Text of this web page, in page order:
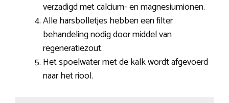
verzadigd met calcium- en magnesiumionen.
Alle harsbolletjes hebben een filter
behandeling nodig door middel van
regeneratiezout.
Het spoelwater met de kalk wordt afgevoerd
naar het riool.